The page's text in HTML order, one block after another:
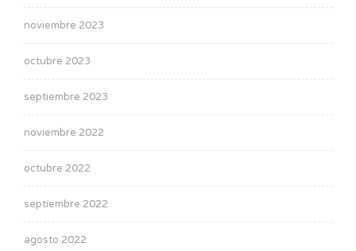
noviembre 2023
octubre 2023
septiembre 2023
noviembre 2022
octubre 2022
septiembre 2022
agosto 2022